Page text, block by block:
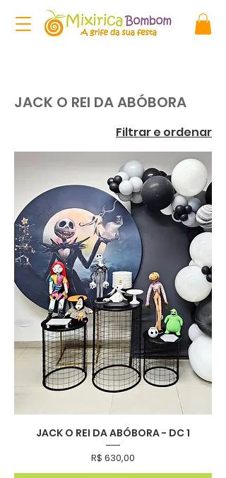
JACK O REI DA ABÓBORA
Filtrar e ordenar
JACK O REI DA ABÓBORA - DC 1
Preço
R$ 630,00